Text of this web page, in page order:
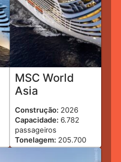
MSC World
Asia
Construção: 2026
Capacidade: 6.782
passageiros
Tonelagem: 205.700